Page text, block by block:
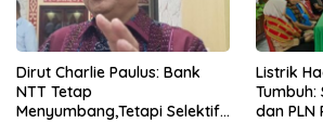
Dirut Charlie Paulus: Bank
NTT Tetap
Menyumbang,Tetapi Selektif
Listrik
Tumbuh:
dan PLN